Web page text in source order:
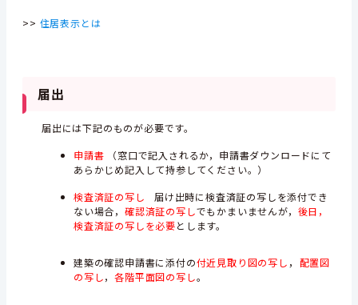
>> 住居表示とは
届出
届出には下記のものが必要です。
申請書 （窓口で記入されるか，申請書ダウンロードにて
あらかじめ記入して持参してください。）
検査済証の写し
届け出時に検査済証の写しを添付でき
ない場合， 確認済証の写しでもかまいませんが， 後日，
検査済証の写しを必要とします。
建築の確認申請書に添付の付近見取り図の写し ， 配置図
の写し，各階平面図の写し。